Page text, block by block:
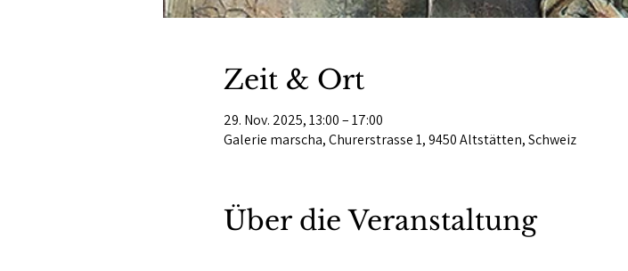
Zeit & Ort
29. Nov. 2025, 13:00 – 17:00
Galerie marscha, Churerstrasse 1, 9450 Altstätten, Schweiz
Über die Veranstaltung